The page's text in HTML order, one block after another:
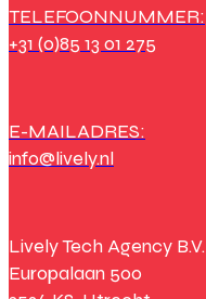
TELEFOONNUMMER:
+31 (0)85 13 01 275
E-MAILADRES:
info@lively.nl
Lively Tech Agency B.V.
Europalaan 500